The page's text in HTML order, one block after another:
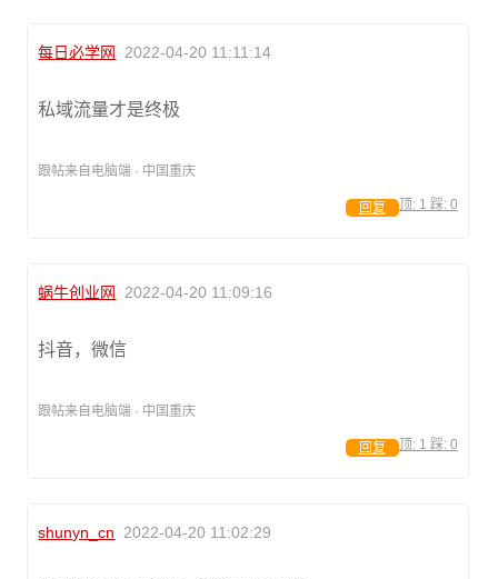
每日必学网 2022-04-20 11:11:14
私域流量才是终极
跟帖来自电脑端 · 中国重庆
顶: 1 踩: 0
回复
蜗牛创业网 2022-04-20 11:09:16
抖音，微信
跟帖来自电脑端 · 中国重庆
顶: 1 踩: 0
回复
shunyn_cn 2022-04-20 11:02:29